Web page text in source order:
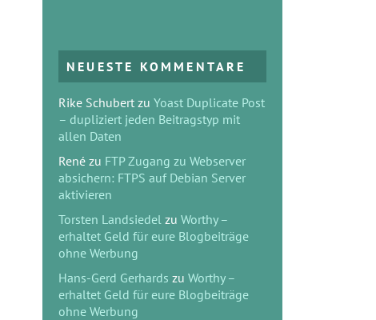
NEUESTE KOMMENTARE
Rike Schubert zu Yoast Duplicate Post
– dupliziert jeden Beitragstyp mit
allen Daten
René zu FTP Zugang zu Webserver
absichern: FTPS auf Debian Server
aktivieren
Torsten Landsiedel zu Worthy –
erhaltet Geld für eure Blogbeiträge
ohne Werbung
Hans-Gerd Gerhards zu Worthy –
erhaltet Geld für eure Blogbeiträge
ohne Werbung